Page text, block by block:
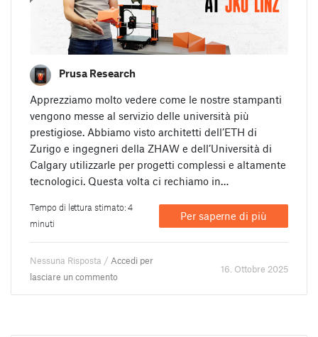
Prusa Research
Apprezziamo molto vedere come le nostre stampanti
vengono messe al servizio delle università più
prestigiose. Abbiamo visto architetti dell’ETH di
Zurigo e ingegneri della ZHAW e dell’Università di
Calgary utilizzarle per progetti complessi e altamente
tecnologici. Questa volta ci rechiamo in…
Tempo di lettura stimato: 4
minuti
Per saperne di più
Nessuna Risposta /Accedi per
lasciare un commento
16. Ottobre 2025